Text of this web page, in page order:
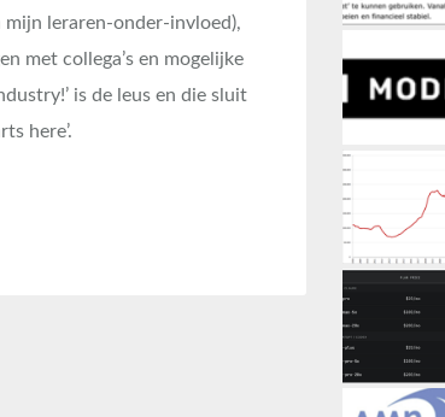
mijn leraren-onder-invloed),
met collega’s en mogelijke
is de leus en die sluit
here’.